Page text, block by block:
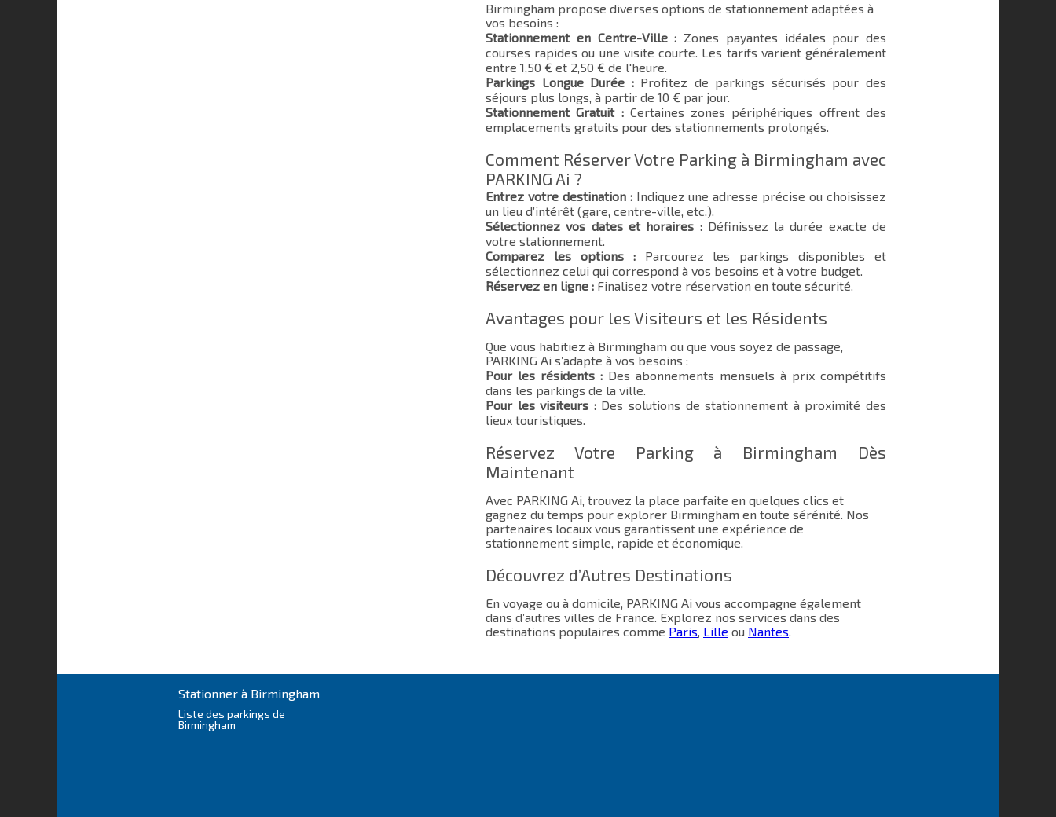
Birmingham propose diverses options de stationnement adaptées à
vos besoins :
Stationnement en Centre-Ville : Zones payantes idéales pour des
courses rapides ou une visite courte. Les tarifs varient généralement
entre 1,50 € et 2,50 € de l'heure.
Parkings Longue Durée :Profitez de parkings sécurisés pour des
séjours plus longs, à partir de 10 € par jour.
Stationnement Gratuit :Certaines zones périphériques offrent des
emplacements gratuits pour des stationnements prolongés.
Comment Réserver Votre Parking à Birmingham avec
PARKING Ai ?
Entrez votre destination :Indiquez une adresse précise ou choisissez
un lieu d’intérêt (gare, centre-ville, etc.).
Sélectionnez vos dates et horaires :Définissez la durée exacte de
votre stationnement.
Comparez les options :Parcourez les parkings disponibles et
sélectionnez celui qui correspond à vos besoins et à votre budget.
Réservez en ligne : Finalisez votre réservation en toute sécurité.
Avantages pour les Visiteurs et les Résidents
Que vous habitiez à Birmingham ou que vous soyez de passage,
PARKING Ai s’adapte à vos besoins :
Pour les résidents : Des abonnements mensuels à prix compétitifs
dans les parkings de la ville.
Pour les visiteurs :Des solutions de stationnement à proximité des
lieux touristiques.
Réservez Votre Parking à Birmingham Dès
Maintenant
Avec PARKING Ai, trouvez la place parfaite en quelques clics et
gagnez du temps pour explorer Birmingham en toute sérénité. Nos
partenaires locaux vous garantissent une expérience de
stationnement simple, rapide et économique.
Découvrez d’Autres Destinations
En voyage ou à domicile, PARKING Ai vous accompagne également
dans d’autres villes de France. Explorez nos services dans des
destinations populaires comme Paris, Lille ou Nantes.
Stationner à Birmingham
Liste des parkings de
Birmingham